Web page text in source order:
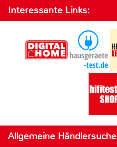
Interessante Links:
Allgemeine Händlersuche